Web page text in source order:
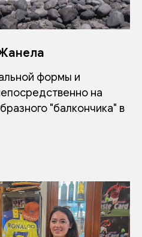
формы и
на
"балкончика" в